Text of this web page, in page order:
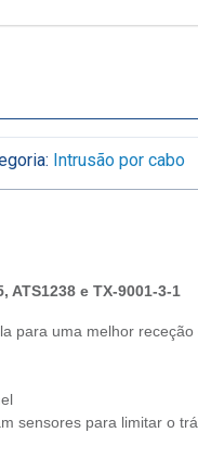
Intrusão por cabo
ATS1238 e TX-9001-3-1
para uma melhor receção
sensores para limitar o